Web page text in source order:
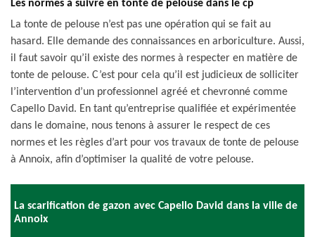
Les normes à suivre en tonte de pelouse dans le cp
La tonte de pelouse n’est pas une opération qui se fait au
hasard. Elle demande des connaissances en arboriculture. Aussi,
il faut savoir qu’il existe des normes à respecter en matière de
tonte de pelouse. C’est pour cela qu’il est judicieux de solliciter
l’intervention d’un professionnel agréé et chevronné comme
Capello David. En tant qu’entreprise qualifiée et expérimentée
dans le domaine, nous tenons à assurer le respect de ces
normes et les règles d’art pour vos travaux de tonte de pelouse
à Annoix, afin d’optimiser la qualité de votre pelouse.
La scarification de gazon avec Capello David dans la ville de
Annoix